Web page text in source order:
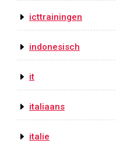
icttrainingen
indonesisch
it
italiaans
italie